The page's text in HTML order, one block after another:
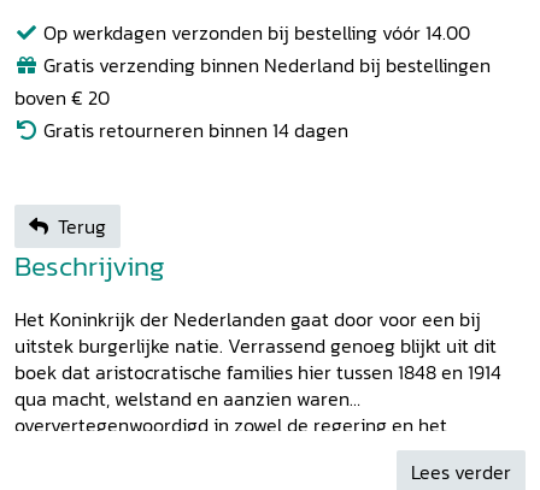
Op werkdagen verzonden bij bestelling vóór 14.00
Gratis verzending binnen Nederland bij bestellingen
boven € 20
Gratis retourneren binnen 14 dagen
Terug
Beschrijving
Het Koninkrijk der Nederlanden gaat door voor een bij
uitstek burgerlijke natie. Verrassend genoeg blijkt uit dit
boek dat aristocratische families hier tussen 1848 en 1914
qua macht, welstand en aanzien waren
oververtegenwoordigd in zowel de regering en het
parlement als onder de hoogste belastingbetalers. Zelfs
nadat de liberale grondwet van Thorbecke in 1848 hun
Lees verder